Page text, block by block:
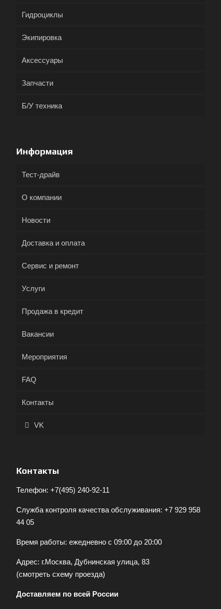
Гидроциклы
Экипировка
Аксессуары
Запчасти
Б/У техника
Информация
Тест-драйв
О компании
Новости
Доставка и оплата
Сервис и ремонт
Услуги
Продажа в кредит
Вакансии
Мероприятия
FAQ
Контакты
VK
Контакты
Телефон: +7(495) 240-92-11
Служба контроля качества обслуживания: +7 929 958
44 05
Время работы: ежедневно с 09:00 до 20:00
Адрес: г.Москва, Дубнинская улица, 83
(смотреть схему проезда)
Доставляем по всей России